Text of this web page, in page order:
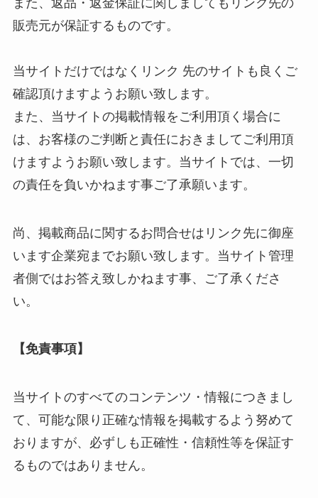
販売元が保証するものです。
当サイトだけではなくリンク 先のサイトも良くご
確認頂けますようお願い致します。
また、当サイトの掲載情報をご利用頂く場合に
は、お客様のご判断と責任におきましてご利用頂
けますようお願い致します。当サイトでは、一切
の責任を負いかねます事ご了承願います。
尚、掲載商品に関するお問合せはリンク先に御座
います企業宛までお願い致します。当サイト管理
者側ではお答え致しかねます事、ご了承くださ
い。
【免責事項】
当サイトのすべてのコンテンツ・情報につきまし
て、可能な限り正確な情報を掲載するよう努めて
おりますが、必ずしも正確性・信頼性等を保証す
るものではありません。